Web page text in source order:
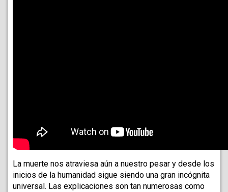
La muerte nos atraviesa aún a nuestro pesar y desde los
inicios de la humanidad sigue siendo una gran incógnita
universal. Las explicaciones son tan numerosas como